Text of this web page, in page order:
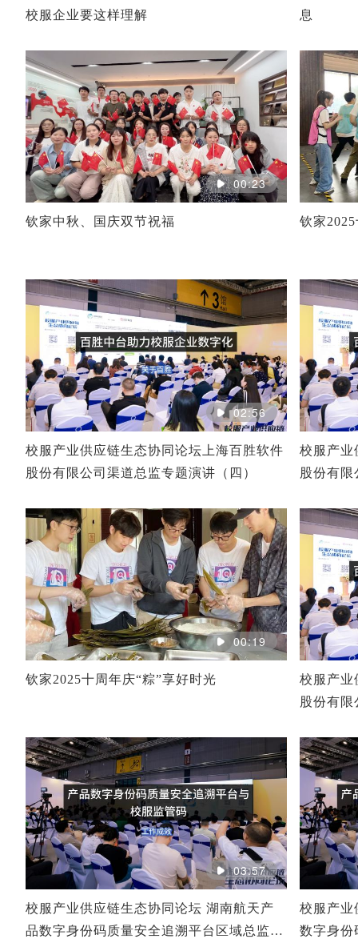
校服企业要这样理解
息
00:23
钦家中秋、国庆双节祝福 钦家
02:56
校服产业供应链生态协同论坛上海百胜软件
股份有限公司渠道总监专题演讲（四）
校服产业
股份有
00:19
钦家2025十周年庆“粽”享好时光
校服产业
股份有
03:57
校服产业供应链生态协同论坛 湖南航天产
品数字身份码质量安全追溯平台区域总监专
校服产业
数字身份